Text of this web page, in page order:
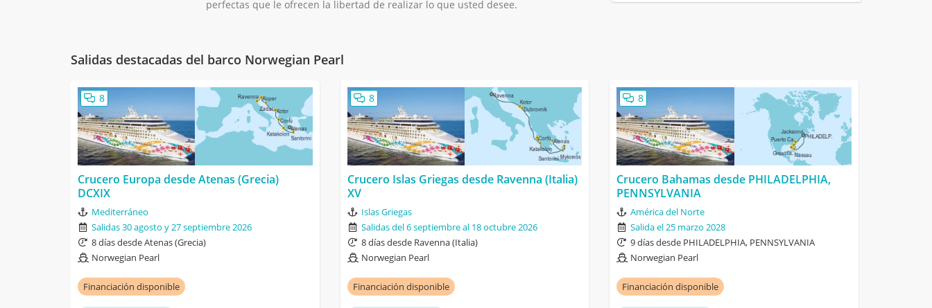
perfectas que le ofrecen la libertad de realizar lo que usted desee.
Salidas destacadas del barco Norwegian Pearl
8
Crucero Europa desde Atenas (Grecia)
DCXIX
Mediterráneo
Salidas 30 agosto y 27 septiembre 2026
8 días desde Atenas (Grecia)
Norwegian Pearl
Financiación disponible
8
Crucero Islas Griegas desde Ravenna (Italia)
XV
Islas Griegas
Salidas del 6 septiembre al 18 octubre 2026
8 días desde Ravenna (Italia)
Norwegian Pearl
Financiación disponible
8
Crucero Bahamas desde PHILADELPHIA,
PENNSYLVANIA
América del Norte
Salida el 25 marzo 2028
9 días desde PHILADELPHIA, PENNSYLVANIA
Norwegian Pearl
Financiación disponible